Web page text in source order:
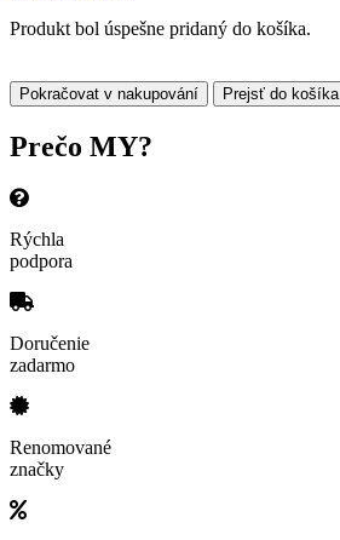
Produkt bol úspešne pridaný do košíka.
Pokračovat v nakupování Prejsť do košíka
Prečo MY?
Rýchla
podpora
Doručenie
zadarmo
Renomované
značky